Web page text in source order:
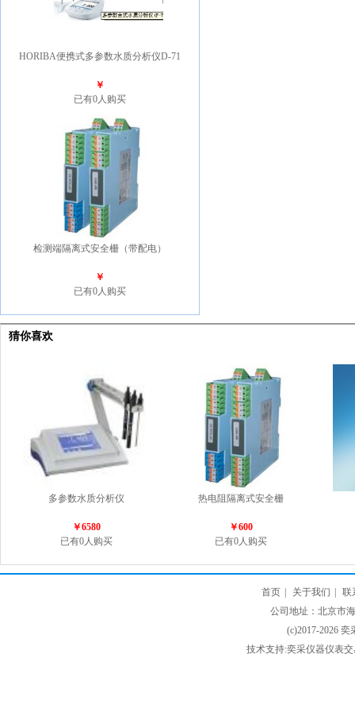
HORIBA便携式多参数水质分析仪D-71
￥
已有0人购买
检测端隔离式安全栅（带配电）
￥
已有0人购买
猜你喜欢
多参数水质分析仪
￥6580
已有0人购买
热电阻隔离式安全栅
￥600
已有0人购买
首页 关于我们
联
公司地址：北京市
(c)2017-2026
技术支持:奕采仪器仪表